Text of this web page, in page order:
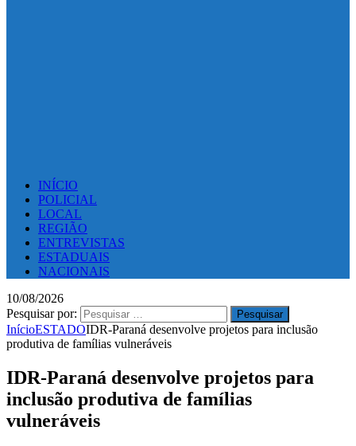
INÍCIO
POLICIAL
LOCAL
REGIÃO
ENTREVISTAS
ESTADUAIS
NACIONAIS
10/08/2026
Pesquisar por:
InícioESTADOIDR-Paraná desenvolve projetos para inclusão
produtiva de famílias vulneráveis
IDR-Paraná desenvolve projetos para
inclusão produtiva de famílias
vulneráveis